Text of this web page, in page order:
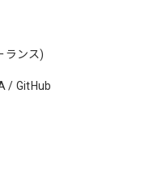
ランス)
/ GitHub